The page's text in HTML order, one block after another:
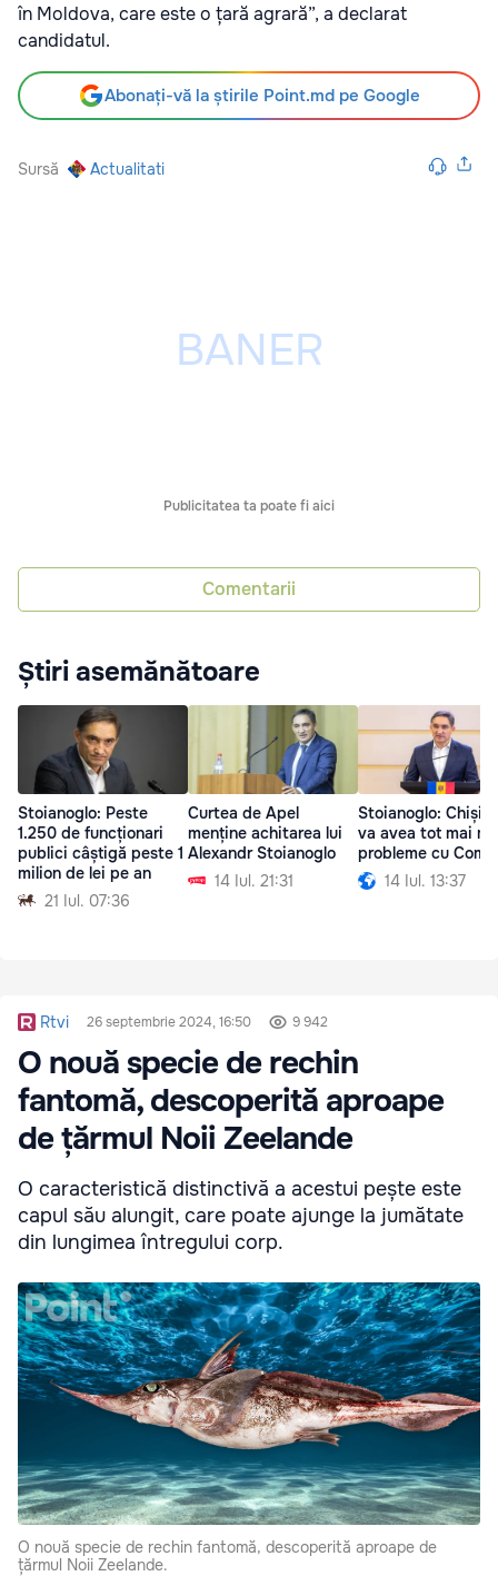
în Moldova, care este o țară agrară”, a declarat
candidatul.
Abonați-vă la știrile Point.md pe Google
Sursă Actualitati
Publicitatea ta poate fi aici
Comentarii
Știri asemănătoare
Stoianoglo: Peste
1.250 de funcționari
publici câștigă peste 1
milion de lei pe an
21 Iul. 07:36
Curtea de Apel
menține achitarea lui
Alexandr Stoianoglo
14 Iul. 21:31
Stoianoglo:
va avea tot mai
probleme cu
14 Iul. 13:37
Rtvi 26 septembrie 2024, 16:50 9 942
O nouă specie de rechin
fantomă, descoperită aproape
de țărmul Noii Zeelande
O caracteristică distinctivă a acestui pește este
capul său alungit, care poate ajunge la jumătate
din lungimea întregului corp.
O nouă specie de rechin fantomă, descoperită aproape de
țărmul Noii Zeelande.